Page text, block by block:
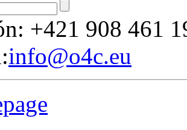
+421 908 461
info@o4c.eu